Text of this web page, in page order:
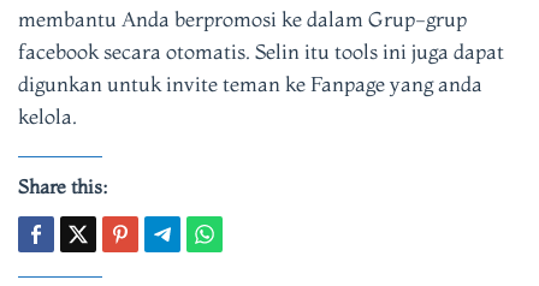
membantu Anda berpromosi ke dalam Grup-grup
facebook secara otomatis. Selin itu tools ini juga dapat
digunkan untuk invite teman ke Fanpage yang anda
kelola.
Share this: